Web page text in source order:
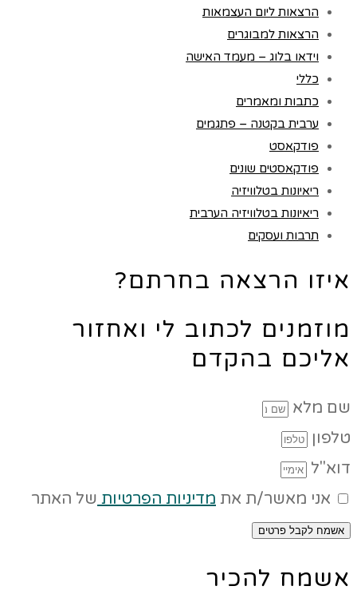
הרצאות ליום העצמאות
הרצאות למבוגרים
וידאו בלוג – מעמד האישה
כללי
כתבות ומאמרים
ערבית בקטנה – פתגמים
פודקאסט
פודקאסטים שונים
ריאיונות בטלוויזיה
ריאיונות בטלוויזיה הערבית
תרבות ועסקים
איזו הרצאה בחרתם?
מוזמנים לכתוב לי ואחזור
אליכם בהקדם
שם מלא
טלפון
דוא"ל
אני מאשר/ת את מדיניות הפרטיות של האתר
אשמח לקבל פרטים
אשמח להכיר